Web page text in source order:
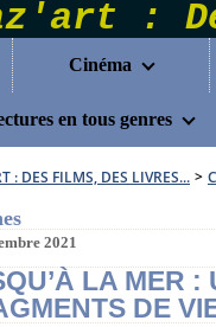
Cinéma
en tous genres
: DES FILMS, DES LIVRES... >
2021
LA MER :
DE